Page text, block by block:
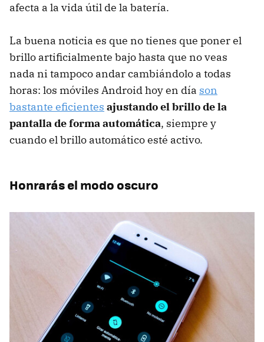
afecta a la vida útil de la batería.
La buena noticia es que no tienes que poner el
brillo artificialmente bajo hasta que no veas
nada ni tampoco andar cambiándolo a todas
horas: los móviles Android hoy en día son
bastante eficientes ajustando el brillo de la
pantalla de forma automática, siempre y
cuando el brillo automático esté activo.
Honrarás el modo oscuro